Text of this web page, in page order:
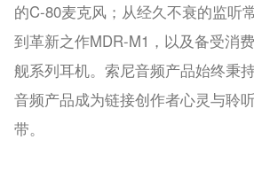
的C-80麦克风；从经久不衰的监听
到革新之作MDR-M1，以及备受消
舰系列耳机。索尼音频产品始终秉
音频产品成为链接创作者心灵与聆
带。